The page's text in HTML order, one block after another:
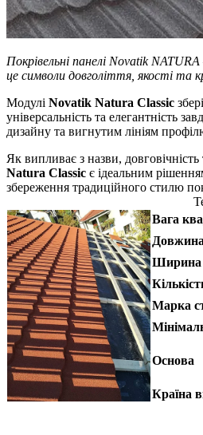
Покрівельні панелі Novatik
це символи довголіття, якості та
Модулі Novatik Natura Classic
універсальність та елегантність
дизайну та вигнутим лініям
Як випливає з назви,
Natura Classic є ідеальним
збереження традиційного стилю
Вага
Ширина
Марка
Основа
Країна